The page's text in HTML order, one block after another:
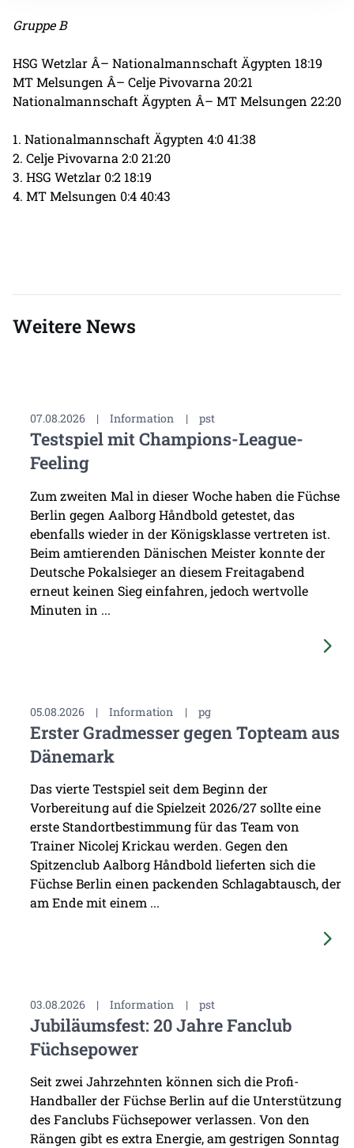
Gruppe B
HSG Wetzlar Â– Nationalmannschaft Ägypten 18:19
MT Melsungen Â– Celje Pivovarna 20:21
Nationalmannschaft Ägypten Â– MT Melsungen 22:20
1. Nationalmannschaft Ägypten 4:0 41:38
2. Celje Pivovarna 2:0 21:20
3. HSG Wetzlar 0:2 18:19
4. MT Melsungen 0:4 40:43
Weitere News
07.08.2026 | Information | pst
Testspiel mit Champions-League-
Feeling
Zum zweiten Mal in dieser Woche haben die Füchse
Berlin gegen Aalborg Håndbold getestet, das
ebenfalls wieder in der Königsklasse vertreten ist.
Beim amtierenden Dänischen Meister konnte der
Deutsche Pokalsieger an diesem Freitagabend
erneut keinen Sieg einfahren, jedoch wertvolle
Minuten in ...
05.08.2026 | Information | pg
Erster Gradmesser gegen Topteam aus
Dänemark
Das vierte Testspiel seit dem Beginn der
Vorbereitung auf die Spielzeit 2026/27 sollte eine
erste Standortbestimmung für das Team von
Trainer Nicolej Krickau werden. Gegen den
Spitzenclub Aalborg Håndbold lieferten sich die
Füchse Berlin einen packenden Schlagabtausch, der
am Ende mit einem ...
03.08.2026 | Information | pst
Jubiläumsfest: 20 Jahre Fanclub
Füchsepower
Seit zwei Jahrzehnten können sich die Profi-
Handballer der Füchse Berlin auf die Unterstützung
des Fanclubs Füchsepower verlassen. Von den
Rängen gibt es extra Energie, am gestrigen Sonntag